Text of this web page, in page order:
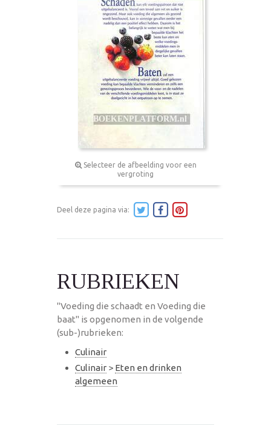
Selecteer de afbeelding voor een
vergroting
Deel deze pagina via:
RUBRIEKEN
"Voeding die schaadt en Voeding die
baat" is opgenomen in de volgende
(sub-)rubrieken:
Culinair
Culinair > Eten en drinken
algemeen